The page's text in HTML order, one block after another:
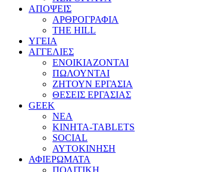
ΑΠΟΨΕΙΣ
ΑΡΘΡΟΓΡΑΦΙΑ
THE HILL
ΥΓΕΙΑ
ΑΓΓΕΛΙΕΣ
ΕΝΟΙΚΙΑΖΟΝΤΑΙ
ΠΩΛΟΥΝΤΑΙ
ΖΗΤΟΥΝ ΕΡΓΑΣΙΑ
ΘΕΣΕΙΣ ΕΡΓΑΣΙΑΣ
GEEK
ΝΕΑ
ΚΙΝΗΤΑ-TABLETS
SOCIAL
ΑΥΤΟΚΙΝΗΣΗ
ΑΦΙΕΡΩΜΑΤΑ
ΠΟΛΙΤΙΚΗ